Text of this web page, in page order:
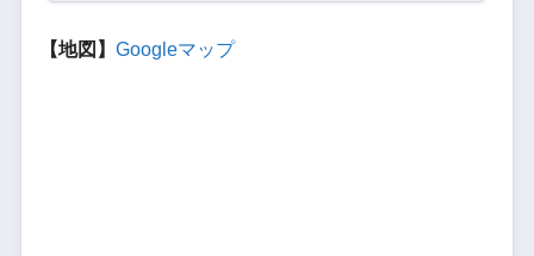
【地図】 Googleマップ